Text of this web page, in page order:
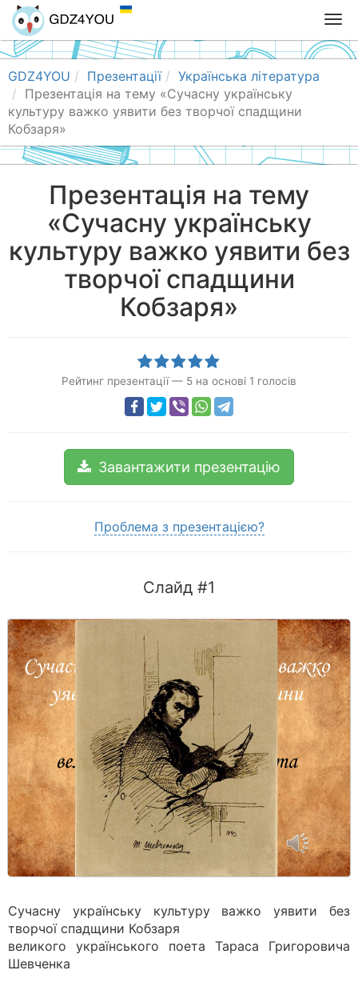
T
o
g
a
v
i
GDZ4YOU Презентації
Українська література
Презентація на тему «Сучасну українську
культуру важко уявити без творчої спадщини
Кобзаря»
Презентація на тему
«Сучасну українську
культуру важко уявити без
творчої спадщини
Кобзаря»
Рейтинг презентації — 5 на основі 1 голосів
Завантажити презентацію
Проблема з презентацією?
Слайд #1
Сучасну українську культуру важко уявити без
творчої спадщини Кобзаря
великого українського поета Тараса Григоровича
Шевченка